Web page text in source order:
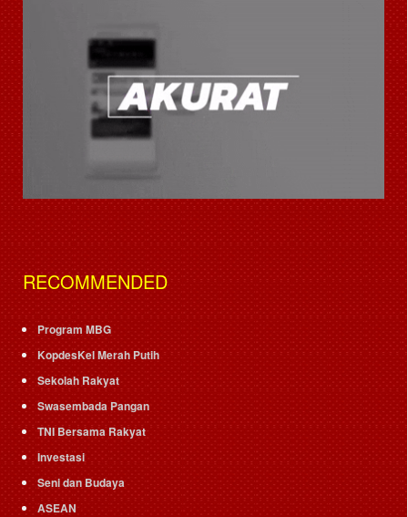
RECOMMENDED
Program MBG
KopdesKel Merah Putih
Sekolah Rakyat
Swasembada Pangan
TNI Bersama Rakyat
Investasi
Seni dan Budaya
ASEAN